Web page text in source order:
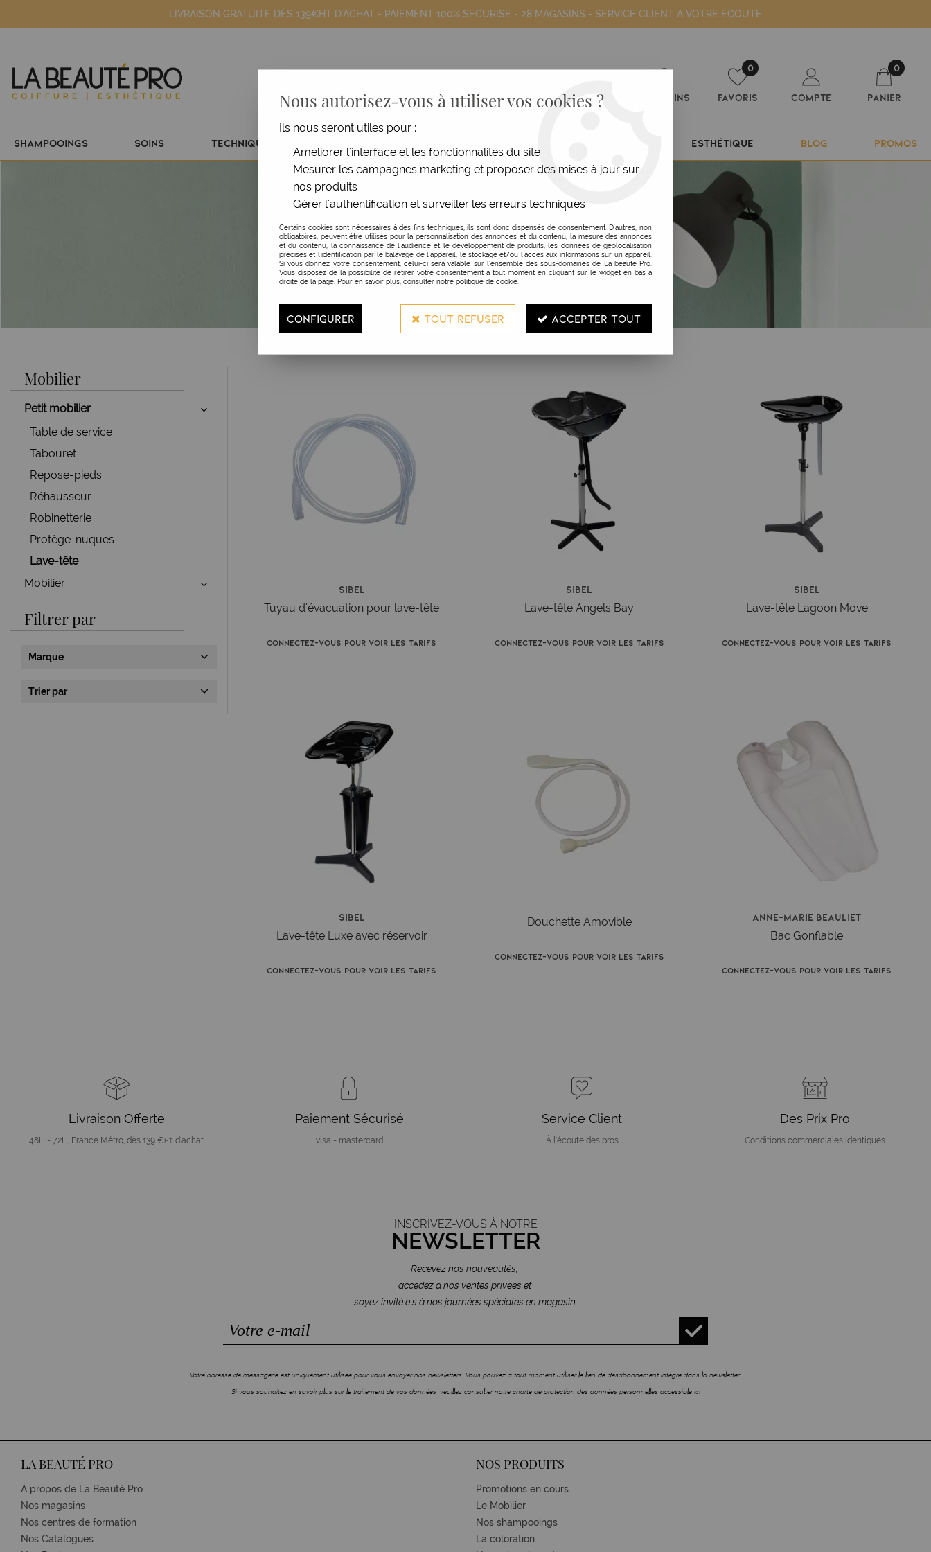
LIVRAISON GRATUITE DÈS 139€HT D'ACHAT - PAIEMENT 100% SÉCURISÉ - 28 MAGASINS - SERVICE CLIENT À VOTRE ÉCOUTE
Magasins
0
Favoris Compte
0
Panier
SHAMPOOINGS SOINS TECHNIQUE ESTHÉTIQUE BLOG PROMOS
Lave-tête portable
Mobilier
Petit mobilier
Table de service
Tabouret
Repose-pieds
Réhausseur
Robinetterie
Protège-nuques
Lave-tête
Mobilier
Filtrer par
Marque
Trier par
Sibel
Tuyau d'évacuation pour lave-tête
Connectez-vous pour voir les tarifs
Sibel
Lave-tête Angels Bay
Connectez-vous pour voir les tarifs
Sibel
Lave-tête Lagoon Move
Connectez-vous pour voir les tarifs
Sibel
Lave-tête Luxe avec réservoir
Connectez-vous pour voir les tarifs
Douchette Amovible
Connectez-vous pour voir les tarifs
Anne-Marie Beauliet
Bac Gonflable
Connectez-vous pour voir les tarifs
Livraison Offerte
48H - 72H, France Métro, dès 139 € HT d'achat
Paiement Sécurisé
visa - mastercard
Service Client
À l'écoute des pros
Des Prix Pro
Conditions commerciales identiques
INSCRIVEZ-VOUS À NOTRE
NEWSLETTER
Recevez nos nouveautés,
accédez à nos ventes privées et
soyez invité·e·s à nos journées spéciales en magasin.
Votre adresse de messagerie est uniquement utilisée pour vous envoyer nos newsletters. Vous pouvez à tout moment utiliser le lien de désabonnement intégré dans la newsletter.
Si vous souhaitez en savoir plus sur le traitement de vos données, veuillez consulter notre charte de protection des données personnelles accessibleici
LA BEAUTÉ PRO
À propos de La Beauté Pro
Nos magasins
Nos centres de formation
Nos Catalogues
NOS PRODUITS
Promotions en cours
Le Mobilier
Nos shampooings
La coloration
Nous autorisez-vous à utiliser vos cookies ?
Ils nous seront utiles pour :
Améliorer l'interface et les fonctionnalités du site
Mesurer les campagnes marketing et proposer des mises à jour sur
nos produits
Gérer l'authentification et surveiller les erreurs techniques
Certains cookies sont nécessaires à des fins techniques, ils sont donc dispensés de consentement. D'autres, non
obligatoires, peuvent être utilisés pour la personnalisation des annonces et du contenu, la mesure des annonces
et du contenu, la connaissance de l'audience et le développement de produits, les données de géolocalisation
précises et l'identification par le balayage de l'appareil, le stockage et/ou l'accès aux informations sur un appareil.
Si vous donnez votre consentement, celui-ci sera valable sur l’ensemble des sous-domaines de La beauté Pro.
Vous disposez de la possibilité de retirer votre consentement à tout moment en cliquant sur le widget en bas à
droite de la page. Pour en savoir plus, consulter notre politique de cookie.
CONFIGURER TOUT REFUSER ACCEPTER TOUT